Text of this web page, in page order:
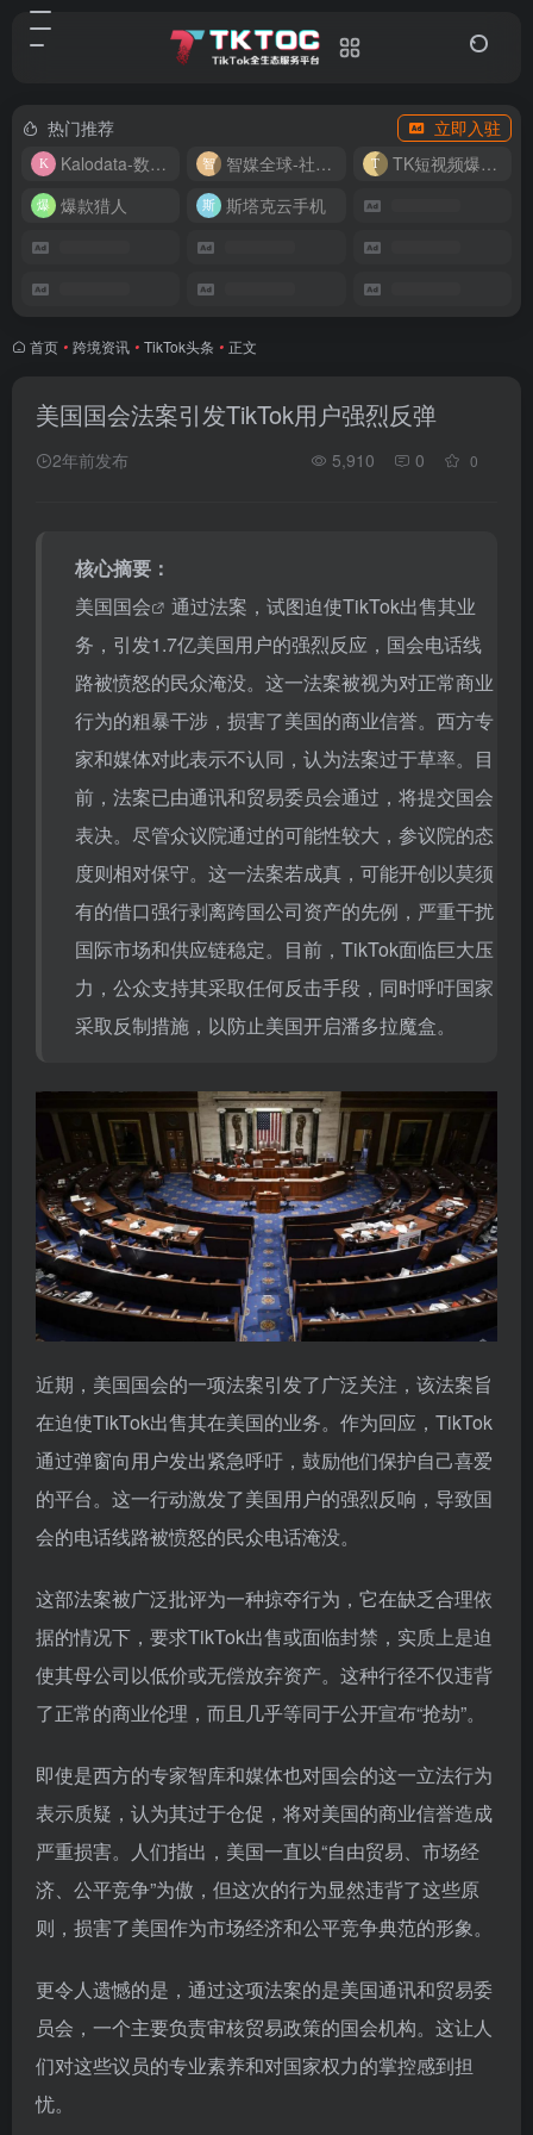
热门推荐
立即入驻
Kalodata-数据分析平台
智媒全球-社媒管理平台
TK短视频爆款复刻
爆款猎人
斯塔克云手机
首页 • 跨境资讯 • TikTok头条 • 正文
美国国会法案引发TikTok用户强烈反弹
2年前发布 5,910 0 0
核心摘要：
美国国会
通过法案，试图迫使TikTok出售其业
务，引发1.7亿美国用户的强烈反应，国会电话线
路被愤怒的民众淹没。这一法案被视为对正常商业
行为的粗暴干涉，损害了美国的商业信誉。西方专
家和媒体对此表示不认同，认为法案过于草率。目
前，法案已由通讯和贸易委员会通过，将提交国会
表决。尽管众议院通过的可能性较大，参议院的态
度则相对保守。这一法案若成真，可能开创以莫须
有的借口强行剥离跨国公司资产的先例，严重干扰
国际市场和供应链稳定。目前，TikTok面临巨大压
力，公众支持其采取任何反击手段，同时呼吁国家
采取反制措施，以防止美国开启潘多拉魔盒。
近期，美国国会的一项法案引发了广泛关注，该法案旨
在迫使TikTok出售其在美国的业务。作为回应，TikTok
通过弹窗向用户发出紧急呼吁，鼓励他们保护自己喜爱
的平台。这一行动激发了美国用户的强烈反响，导致国
会的电话线路被愤怒的民众电话淹没。
这部法案被广泛批评为一种掠夺行为，它在缺乏合理依
据的情况下，要求TikTok出售或面临封禁，实质上是迫
使其母公司以低价或无偿放弃资产。这种行径不仅违背
了正常的商业伦理，而且几乎等同于公开宣布“抢劫”。
即使是西方的专家智库和媒体也对国会的这一立法行为
表示质疑，认为其过于仓促，将对美国的商业信誉造成
严重损害。人们指出，美国一直以“自由贸易、市场经
济、公平竞争”为傲，但这次的行为显然违背了这些原
则，损害了美国作为市场经济和公平竞争典范的形象。
更令人遗憾的是，通过这项法案的是美国通讯和贸易委
员会，一个主要负责审核贸易政策的国会机构。这让人
们对这些议员的专业素养和对国家权力的掌控感到担
忧。